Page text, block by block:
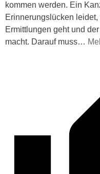
kommen werden. Ein
Erinnerungslücken
Ermittlungen geht und
macht. Darauf muss…